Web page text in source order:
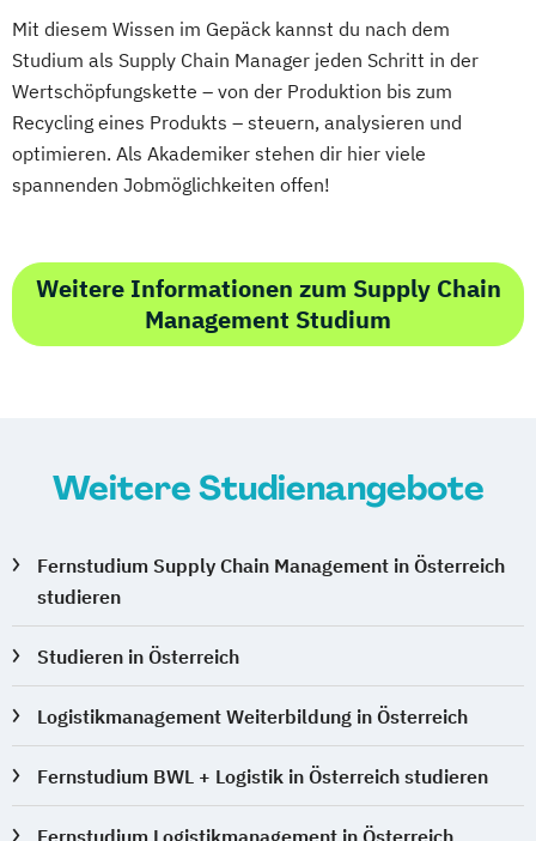
Mit diesem Wissen im Gepäck kannst du nach dem
Studium als Supply Chain Manager jeden Schritt in der
Wertschöpfungskette – von der Produktion bis zum
Recycling eines Produkts – steuern, analysieren und
optimieren. Als Akademiker stehen dir hier viele
spannenden Jobmöglichkeiten offen!
Weitere Informationen zum Supply Chain
Management Studium
Weitere Studienangebote
Fernstudium Supply Chain Management in Österreich
studieren
Studieren in Österreich
Logistikmanagement Weiterbildung in Österreich
Fernstudium BWL + Logistik in Österreich studieren